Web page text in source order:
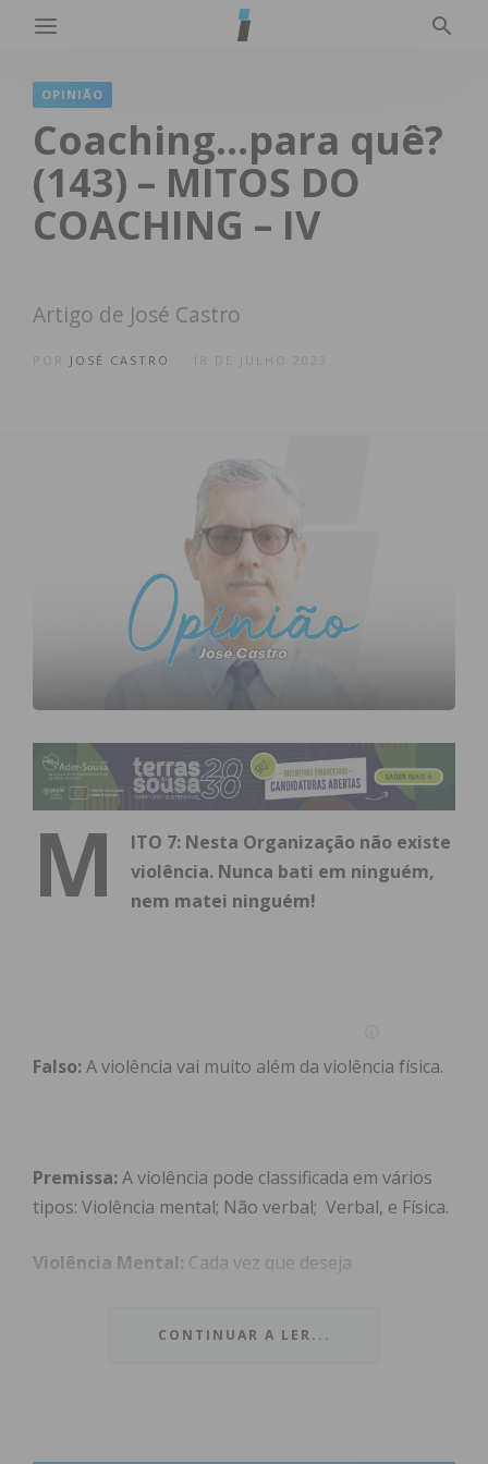
OPINIÃO
Coaching…para quê?
(143) – MITOS DO
COACHING – IV
Artigo de José Castro
JOSÉ CASTRO
M ITO 7: Nesta Organização não existe
violência. Nunca bati em ninguém,
nem matei ninguém!
Falso:A violência vai muito além da violência física.
Premissa:A violência pode classificada em vários
tipos: Violência mental; Não verbal; Verbal, e Física.
Violência Mental: Cada vez que deseja
CONTINUAR A LER...